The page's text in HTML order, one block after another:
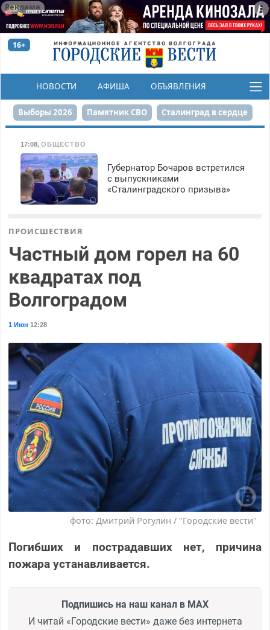
Реклама
16+
НОВОСТИ АФИША ОБЪЯВЛЕНИЯ
КОНКУРСЫ
Выборы 2026 Памятник СВО Сталинград в сердце
Реконструкция ЦПКиО На службе городу
80-летие Победы Парк Героев-летчиков
17:08, ОБЩЕСТВО
Губернатор Бочаров встретился
с выпускниками
«Сталинградского призыва»
ПРОИСШЕСТВИЯ
Частный дом горел на 60
квадратах под
Волгоградом
1 Июн 12:28
фото: Дмитрий Рогулин / "Городские вести"
Погибших и пострадавших нет, причина
пожара устанавливается.
Подпишись на наш канал в MAX
И читай «Городские вести» даже без интернета